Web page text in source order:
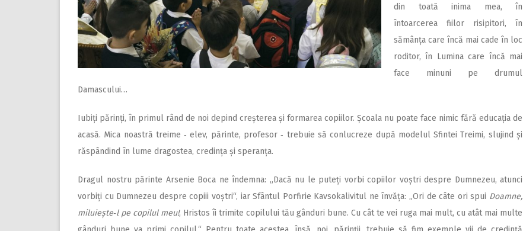
din toată inima mea, în
întoarcerea fiilor risipitori, în
sămânța care încă mai cade în loc
roditor, în Lumina care încă mai
face minuni pe drumul
Damascului…
Iubiți părinți, în primul rând de noi depind creșterea și formarea copiilor. Școala nu poate face nimic fără educația de
acasă. Mica noastră treime ‑ elev, părinte, profesor ‑ trebuie să conlucreze după modelul Sfintei Treimi, slujind și
răspândind în lume dragostea, credința și spe­ranța.
Dragul nostru părinte Arsenie Boca ne îndemna: „Dacă nu le puteți vorbi copiilor voștri despre Dumnezeu, atunci
vorbiți cu Dumnezeu despre copiii voștri“, iar Sfântul Porfirie Kavsokalivitul ne învăța: „Ori de câte ori spui Doamne,
miluiește‑l pe copilul meu!, Hristos îi trimite copilului tău gânduri bune. Cu cât te vei ruga mai mult, cu atât mai multe